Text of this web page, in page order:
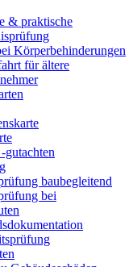
& praktische
Körperbehinderungen
für ältere
baubegleitend
bei